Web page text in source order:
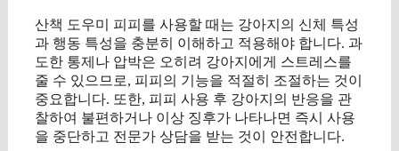
산책 도우미 피피를 사용할 때는 강아지의 신체 특성
과 행동 특성을 충분히 이해하고 적용해야 합니다. 과
도한 통제나 압박은 오히려 강아지에게 스트레스를
줄 수 있으므로, 피피의 기능을 적절히 조절하는 것이
중요합니다. 또한, 피피 사용 후 강아지의 반응을 관
찰하여 불편하거나 이상 징후가 나타나면 즉시 사용
을 중단하고 전문가 상담을 받는 것이 안전합니다.